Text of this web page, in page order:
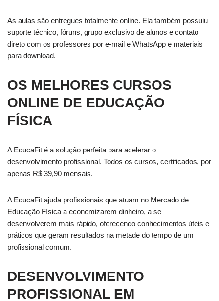
As aulas são entregues totalmente online. Ela também possuiu
suporte técnico, fóruns, grupo exclusivo de alunos e contato
direto com os professores por e-mail e WhatsApp e materiais
para download.
OS MELHORES CURSOS
ONLINE DE EDUCAÇÃO
FÍSICA
A EducaFit é a solução perfeita para acelerar o
desenvolvimento profissional. Todos os cursos, certificados, por
apenas R$ 39,90 mensais.
A EducaFit ajuda profissionais que atuam no Mercado de
Educação Física a economizarem dinheiro, a se
desenvolverem mais rápido, oferecendo conhecimentos úteis e
práticos que geram resultados na metade do tempo de um
profissional comum.
DESENVOLVIMENTO
PROFISSIONAL EM